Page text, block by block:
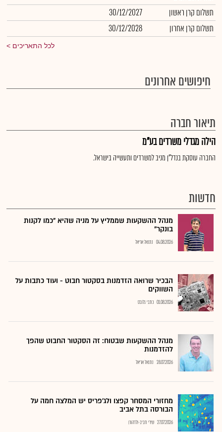
תשלום קרן ראשון
30/12/2027
תשלום קרן אחרון
30/12/2028
לכל התאריכים
חיפושים אחרונים
תיאור חברה
הילה מגדלי משרדים בע"מ
החברה עוסקת בנדל"ן מניב למשרדים ותעשייה בישראל.
חדשות
מנהל ההשקעות שממליץ על מניה שהיא "כמו לקנות
בונקר"
04.08.2026 נתנאל אריאל
הבכיר שרואה הזדמנות בסקטור חבוט - ועוד כתבות על
השווקים
01.08.2026 כתבי גלובס
מנהל ההשקעות שבטוח: זה הסקטור החבוט שהפך
להזדמנות
28.07.2026 נתנאל אריאל
מחזורי המסחר קפצו ולג'פריס יש המלצה חמה על
הבורסה בתל אביב
27.07.2026 שירי חביב-ולדהורן